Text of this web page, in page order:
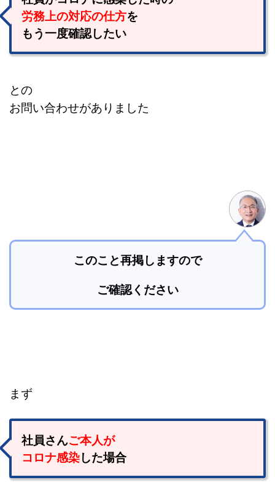
労務上の対応の仕方を
もう一度確認したい
との
お問い合わせがありました
このこと再掲しますので
ご確認ください
まず
社員さんご本人が
コロナ感染した場合